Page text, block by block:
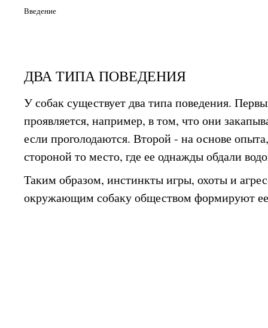
Введение
ДВА ТИПА ПОВЕДЕНИЯ
У собак существует два типа поведения.
проявляется, например, в том, что они
если проголодаются. Второй - на основе
стороной то место, где ее однажды обдали
Таким образом, инстинкты игры, охоты и
окружающим собаку обществом формируют